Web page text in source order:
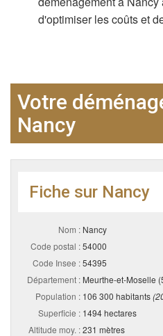
d'optimiser les coûts et
Votre
Nancy
Fiche sur Nancy
Nom : Nancy
Code postal :54000
Code Insee :54395
Département : Meurthe-et-Moselle
Population : 106 300 habitants
Superficie : 1494 hectares
Altitude moy. :231 mètres